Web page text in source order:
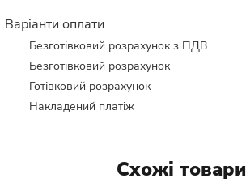
Варіанти оплати
Безготівковий розрахунок з ПДВ
Безготівковий розрахунок
Готівковий розрахунок
Накладений платіж
Схожі товари